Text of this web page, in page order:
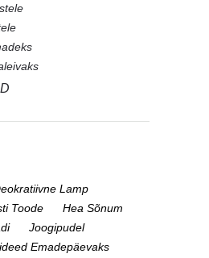
Lamp
Toode
Hea Sõnum
Joogipudel
Emadepäevaks